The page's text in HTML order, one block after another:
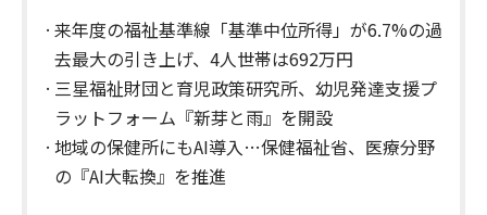
来年度の福祉基準線「基準中位所得」が6.7%の過
去最大の引き上げ、4人世帯は692万円
三星福祉財団と育児政策研究所、幼児発達支援プ
ラットフォーム『新芽と雨』を開設
地域の保健所にもAI導入…保健福祉省、医療分野
の『AI大転換』を推進